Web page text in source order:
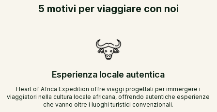
5 motivi per viaggiare con noi
Esperienza locale autentica
Heart of Africa Expedition offre viaggi progettati per immergere i
viaggiatori nella cultura locale africana, offrendo autentiche esperienze
che vanno oltre i luoghi turistici convenzionali.